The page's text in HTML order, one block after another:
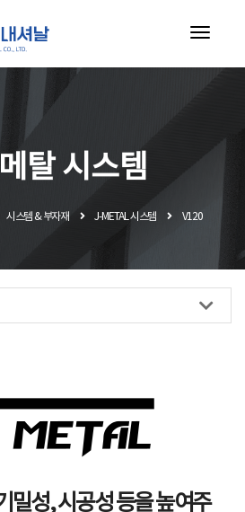
탈 시스템
시스템 & 부자재 J-METAL 시스템 V120
밀성, 시공성 등을 높여주